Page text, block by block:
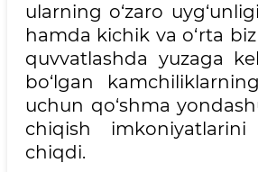
ularning o‘zaro
hamda kichik va o‘rta
quvvatlashda yuzaga
bo‘lgan
uchun qo‘shma
chiqish
chiqdi.